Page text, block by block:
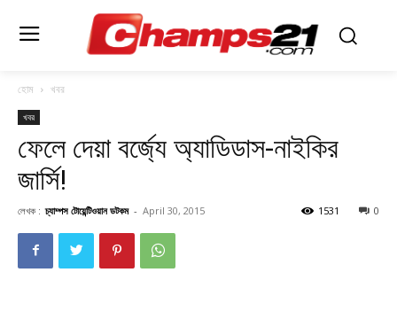
হোম খবর
খবর
ফেলে দেয়া বর্জ্যে অ্যাডিডাস-নাইকির
জার্সি!
লেখক : চ্যাম্পস টোয়েন্টিওয়ান ডটকম - April 30, 2015 0
1531